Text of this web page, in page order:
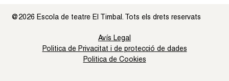
@2026 Escola de teatre El Timbal. Tots els drets reservats
Avís Legal
Politica de Privacitat i de protecció de dades
Politica de Cookies